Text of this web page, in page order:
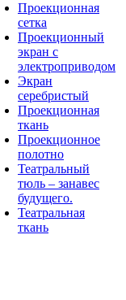
Проекционная
сетка
Проекционный
экран с
электроприводом
Экран
серебристый
Проекционная
ткань
Проекционное
полотно
Театральный
тюль – занавес
будущего.
Театральная
ткань